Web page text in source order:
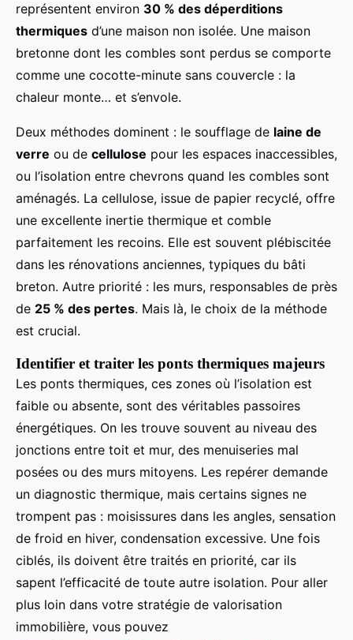
représentent environ 30 % des déperditions
thermiques d’une maison non isolée. Une maison
bretonne dont les combles sont perdus se comporte
comme une cocotte-minute sans couvercle : la
chaleur monte… et s’envole.
Deux méthodes dominent : le soufflage de laine de
verre ou de cellulose pour les espaces inaccessibles,
ou l’isolation entre chevrons quand les combles sont
aménagés. La cellulose, issue de papier recyclé, offre
une excellente inertie thermique et comble
parfaitement les recoins. Elle est souvent plébiscitée
dans les rénovations anciennes, typiques du bâti
breton. Autre priorité : les murs, responsables de près
de 25 % des pertes. Mais là, le choix de la méthode
est crucial.
Identifier et traiter les ponts thermiques majeurs
Les ponts thermiques, ces zones où l’isolation est
faible ou absente, sont des véritables passoires
énergétiques. On les trouve souvent au niveau des
jonctions entre toit et mur, des menuiseries mal
posées ou des murs mitoyens. Les repérer demande
un diagnostic thermique, mais certains signes ne
trompent pas : moisissures dans les angles, sensation
de froid en hiver, condensation excessive. Une fois
ciblés, ils doivent être traités en priorité, car ils
sapent l’efficacité de toute autre isolation. Pour aller
plus loin dans votre stratégie de valorisation
immobilière, vous pouvez